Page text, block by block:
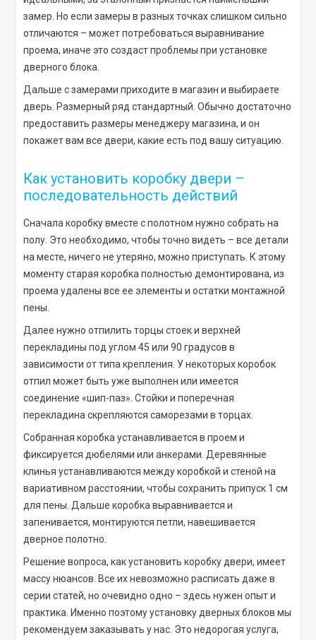
замер. Но если замеры в разных точках слишком сильно
отличаются – может потребоваться выравнивание
проема, иначе это создаст проблемы при установке
дверного блока.
Дальше с замерами приходите в магазин и выбираете
дверь. Размерный ряд стандартный. Обычно достаточно
предоставить размеры менеджеру магазина, и он
покажет вам все двери, какие есть под вашу ситуацию.
Как установить коробку двери –
последовательность действий
Сначала коробку вместе с полотном нужно собрать на
полу. Это необходимо, чтобы точно видеть – все детали
на месте, ничего не утеряно, можно приступать. К этому
моменту старая коробка полностью демонтирована, из
проема удалены все ее элементы и остатки монтажной
пены.
Далее нужно отпилить торцы стоек и верхней
перекладины под углом 45 или 90 градусов в
зависимости от типа крепления. У некоторых коробок
отпил может быть уже выполнен или имеется
соединение «шип-паз». Стойки и поперечная
перекладина скрепляются саморезами в торцах.
Собранная коробка устанавливается в проем и
фиксируется дюбелями или анкерами. Деревянные
клинья устанавливаются между коробкой и стеной на
вариативном расстоянии, чтобы сохранить припуск 1 см
для пены. Дальше коробка выравнивается и
запенивается, монтируются петли, навешивается
дверное полотно.
Решение вопроса, как установить коробку двери, имеет
массу нюансов. Все их невозможно расписать даже в
серии статей, но очевидно одно – здесь нужен опыт и
практика. Именно поэтому установку дверных блоков мы
рекомендуем заказывать у нас. Это недорогая услуга,